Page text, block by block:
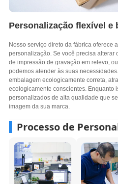
Personalização flexível e
Nosso serviço direto da fábrica oferece
personalização. Se você precisa alterar
de impressão de gravação em relevo,
podemos atender às suas
embalagem ecologicamente correta,
ecologicamente conscientes. Enquanto
personalizados de alta qualidade que
imagem da sua marca.
Processo de